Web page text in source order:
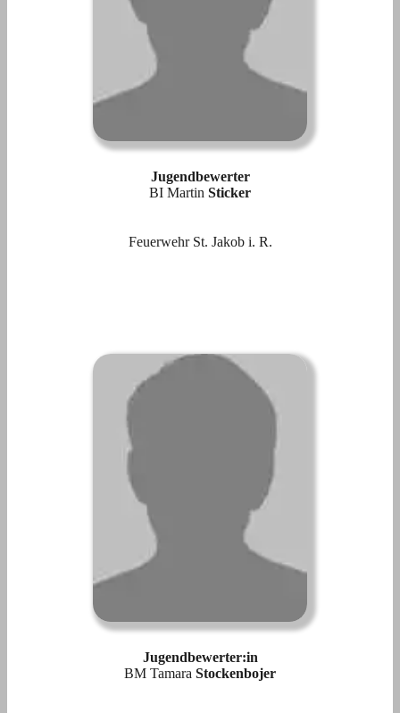
Jugendbewerter
BI Martin Sticker
Feuerwehr St. Jakob i. R.
Jugendbewerter:in
BM Tamara Stockenbojer